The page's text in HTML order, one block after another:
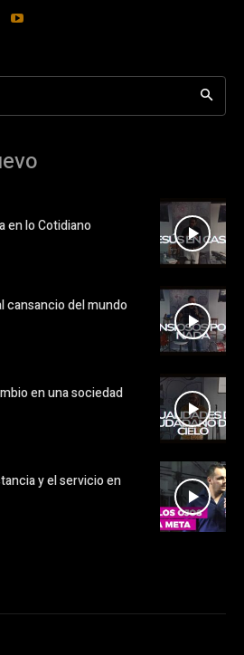
en lo Cotidiano
cansancio del mundo
en una sociedad
y el servicio en